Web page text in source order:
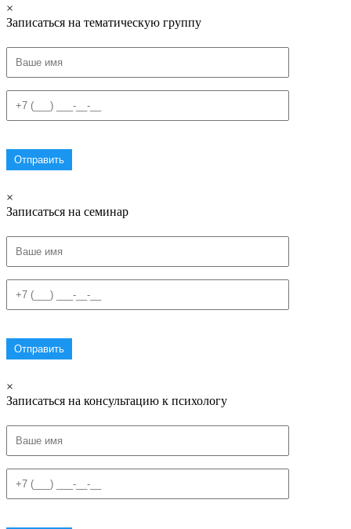
×
Записаться на тематическую группу
×
Записаться на семинар
×
Записаться на консультацию к психологу